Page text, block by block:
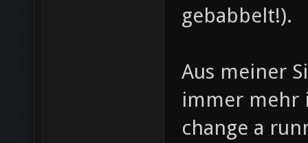
gebabbelt!).
Aus meiner
immer mehr
change a